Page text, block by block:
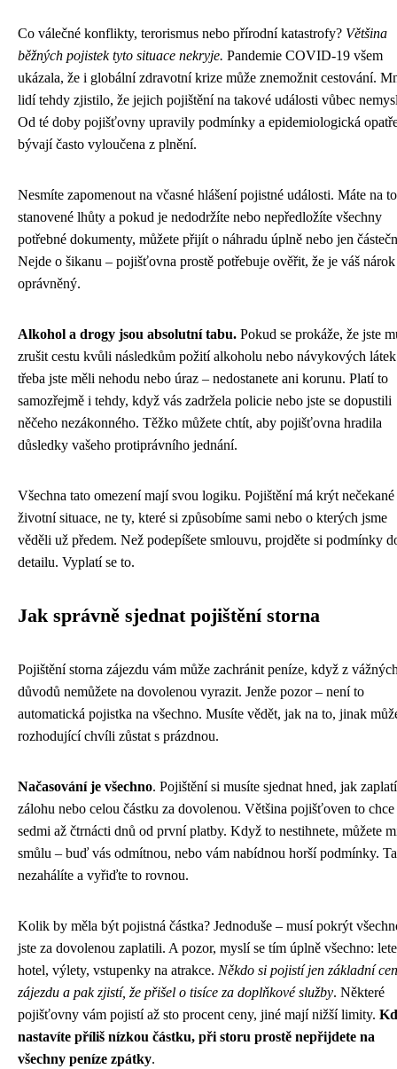
Co válečné konflikty, terorismus nebo přírodní katastrofy? Většina
běžných pojistek tyto situace nekryje. Pandemie COVID-19 všem
ukázala, že i globální zdravotní krize může znemožnit cestování.
lidí tehdy zjistilo, že jejich pojištění na takové události vůbec
Od té doby pojišťovny upravily podmínky a epidemiologická
bývají často vyloučena z plnění.
Nesmíte zapomenout na včasné hlášení pojistné události. Máte na to
stanovené lhůty a pokud je nedodržíte nebo nepředložíte všechny
potřebné dokumenty, můžete přijít o náhradu úplně nebo jen
Nejde o šikanu – pojišťovna prostě potřebuje ověřit, že je váš nárok
oprávněný.
Alkohol a drogy jsou absolutní tabu. Pokud se prokáže, že jste
zrušit cestu kvůli následkům požití alkoholu nebo návykových
třeba jste měli nehodu nebo úraz – nedostanete ani korunu. Platí to
samozřejmě i tehdy, když vás zadržela policie nebo jste se dopustili
něčeho nezákonného. Těžko můžete chtít, aby pojišťovna hradila
důsledky vašeho protiprávního jednání.
Všechna tato omezení mají svou logiku. Pojištění má krýt nečekané
životní situace, ne ty, které si způsobíme sami nebo o kterých jsme
věděli už předem. Než podepíšete smlouvu, projděte si podmínky
detailu. Vyplatí se to.
Jak správně sjednat pojištění storna
Pojištění storna zájezdu vám může zachránit peníze, když z
důvodů nemůžete na dovolenou vyrazit. Jenže pozor – není to
automatická pojistka na všechno. Musíte vědět, jak na to, jinak
rozhodující chvíli zůstat s prázdnou.
Načasování je všechno. Pojištění si musíte sjednat hned, jak
zálohu nebo celou částku za dovolenou. Většina pojišťoven to chce
sedmi až čtrnácti dnů od první platby. Když to nestihnete, můžete
smůlu – buď vás odmítnou, nebo vám nabídnou horší podmínky.
nezahálíte a vyřiďte to rovnou.
Kolik by měla být pojistná částka? Jednoduše – musí pokrýt
jste za dovolenou zaplatili. A pozor, myslí se tím úplně všechno:
hotel, výlety, vstupenky na atrakce. Někdo si pojistí jen základní
zájezdu a pak zjistí, že přišel o tisíce za doplňkové služby. Některé
pojišťovny vám pojistí až sto procent ceny, jiné mají nižší limity.
nastavíte příliš nízkou částku, při storu prostě nepřijdete na
všechny peníze zpátky.